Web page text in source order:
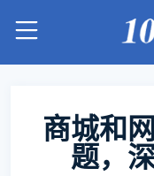
商城和
题，